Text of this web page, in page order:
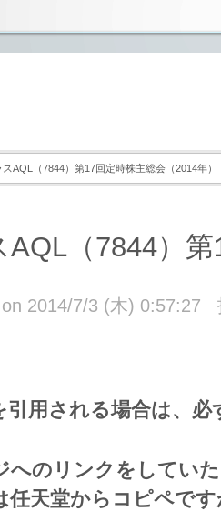
スAQL（7844）第17回定時株主総会（2014年）
AQL（7844）
2014/7/3 (木) 0:57:27
用される場合は、必
へのリンクをしてい
任天堂からコピペです